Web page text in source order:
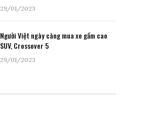
29/01/2023
Người Việt ngày càng mua xe gầm cao
SUV, Crossover 5
29/01/2023